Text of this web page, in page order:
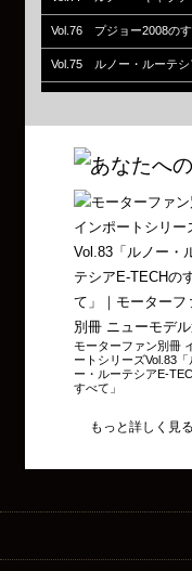
Vol.76 プジョー2008の
Vol.75 ルノー・ルーテ
Vol.72 メルセデス・ベ
Vol.71 ボルボS60のす
Vol.70 ルノー・メガー
Vol.68 メルセデス・ベ
Vol.67 アウディスポー
Vol.66 ボルボXC40の
Vol.64 ルノー・メガー
Vol.63 ルノー・カング
Vol.61 ボルボXC60の
モーターファン別冊
ートシリーズVol.83「
ー・ルーテシアE-
すべて」
もっと詳しく見る